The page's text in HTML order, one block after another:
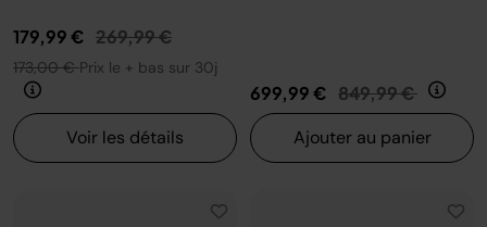
179,99 € Prix réduit de
269,99 €au
173,00 €Prix le + bas sur 30j
Voir les détails
699,99 € Prix réduit de
849,99 € au
Ajouter au panier